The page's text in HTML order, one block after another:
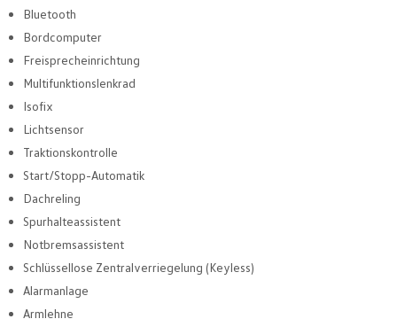
Bluetooth
Bordcomputer
Freisprecheinrichtung
Multifunktionslenkrad
Isofix
Lichtsensor
Traktionskontrolle
Start/Stopp-Automatik
Dachreling
Spurhalteassistent
Notbremsassistent
Schlüssellose Zentralverriegelung (Keyless)
Alarmanlage
Armlehne